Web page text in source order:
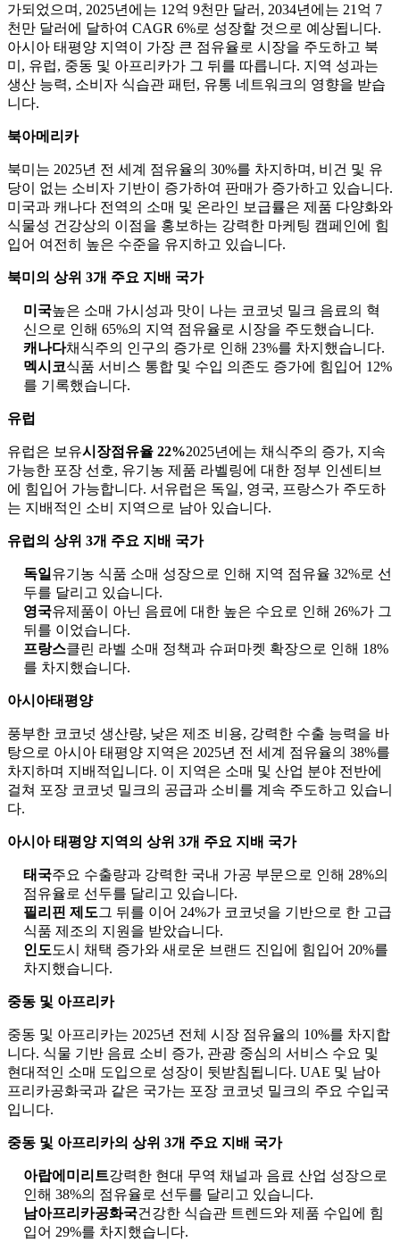
가되었으며, 2025년에는 12억 9천만 달러, 2034년에는 21억 7
천만 달러에 달하여 CAGR 6%로 성장할 것으로 예상됩니다.
아시아 태평양 지역이 가장 큰 점유율로 시장을 주도하고 북
미, 유럽, 중동 및 아프리카가 그 뒤를 따릅니다. 지역 성과는
생산 능력, 소비자 식습관 패턴, 유통 네트워크의 영향을 받습
니다.
북아메리카
북미는 2025년 전 세계 점유율의 30%를 차지하며, 비건 및 유
당이 없는 소비자 기반이 증가하여 판매가 증가하고 있습니다.
미국과 캐나다 전역의 소매 및 온라인 보급률은 제품 다양화와
식물성 건강상의 이점을 홍보하는 강력한 마케팅 캠페인에 힘
입어 여전히 높은 수준을 유지하고 있습니다.
북미의 상위 3개 주요 지배 국가
미국높은 소매 가시성과 맛이 나는 코코넛 밀크 음료의 혁
신으로 인해 65%의 지역 점유율로 시장을 주도했습니다.
캐나다채식주의 인구의 증가로 인해 23%를 차지했습니다.
멕시코식품 서비스 통합 및 수입 의존도 증가에 힘입어 12%
를 기록했습니다.
유럽
유럽은 보유시장점유율 22%2025년에는 채식주의 증가, 지속
가능한 포장 선호, 유기농 제품 라벨링에 대한 정부 인센티브
에 힘입어 가능합니다. 서유럽은 독일, 영국, 프랑스가 주도하
는 지배적인 소비 지역으로 남아 있습니다.
유럽의 상위 3개 주요 지배 국가
독일 유기농 식품 소매 성장으로 인해 지역 점유율 32%로 선
두를 달리고 있습니다.
영국유제품이 아닌 음료에 대한 높은 수요로 인해 26%가 그
뒤를 이었습니다.
프랑스클린 라벨 소매 정책과 슈퍼마켓 확장으로 인해 18%
를 차지했습니다.
아시아태평양
풍부한 코코넛 생산량, 낮은 제조 비용, 강력한 수출 능력을 바
탕으로 아시아 태평양 지역은 2025년 전 세계 점유율의 38%를
차지하며 지배적입니다. 이 지역은 소매 및 산업 분야 전반에
걸쳐 포장 코코넛 밀크의 공급과 소비를 계속 주도하고 있습니
다.
아시아 태평양 지역의 상위 3개 주요 지배 국가
태국주요 수출량과 강력한 국내 가공 부문으로 인해 28%의
점유율로 선두를 달리고 있습니다.
필리핀 제도그 뒤를 이어 24%가 코코넛을 기반으로 한 고급
식품 제조의 지원을 받았습니다.
인도도시 채택 증가와 새로운 브랜드 진입에 힘입어 20%를
차지했습니다.
중동 및 아프리카
중동 및 아프리카는 2025년 전체 시장 점유율의 10%를 차지합
니다. 식물 기반 음료 소비 증가, 관광 중심의 서비스 수요 및
현대적인 소매 도입으로 성장이 뒷받침됩니다. UAE 및 남아
프리카공화국과 같은 국가는 포장 코코넛 밀크의 주요 수입국
입니다.
중동 및 아프리카의 상위 3개 주요 지배 국가
아랍에미리트강력한 현대 무역 채널과 음료 산업 성장으로
인해 38%의 점유율로 선두를 달리고 있습니다.
남아프리카공화국건강한 식습관 트렌드와 제품 수입에 힘
입어 29%를 차지했습니다.